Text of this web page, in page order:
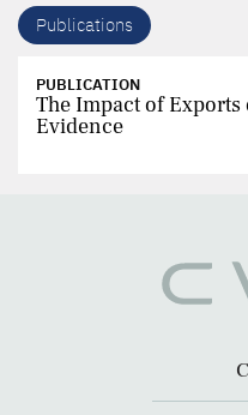
Publications
PUBLICATION
The Impact of
Evidence